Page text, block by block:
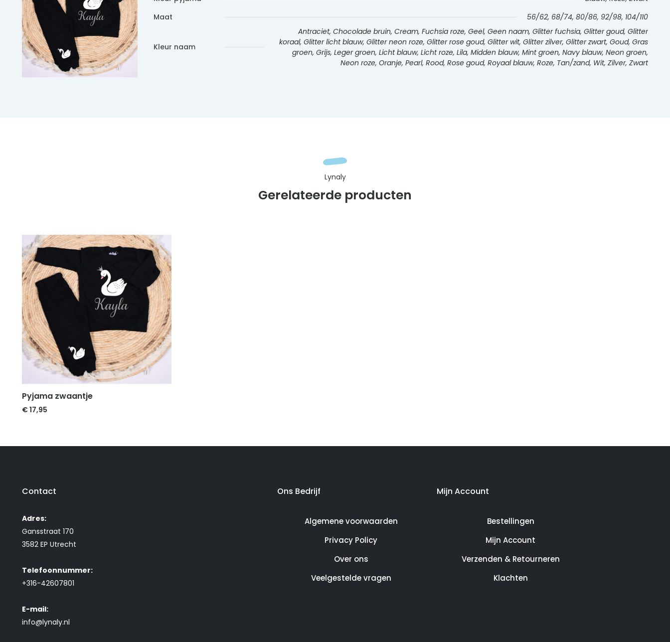
Maat
56/62, 68/74, 80/86, 92/98, 104/110
Kleur naam
Antraciet, Chocolade bruin, Cream, Fuchsia roze, Geel, Geen naam, Glitter fuchsia, Glitter goud, Glitter
koraal, Glitter licht blauw, Glitter neon roze, Glitter rose goud, Glitter wit, Glitter zilver, Glitter zwart, Goud, Gras
groen, Grijs, Leger groen, Licht blauw, Licht roze, Lila, Midden blauw, Mint groen, Navy blauw, Neon groen,
Neon roze, Oranje, Pearl, Rood, Rose goud, Royaal blauw, Roze, Tan/zand, Wit, Zilver, Zwart
Gerelateerde producten
Lynaly
Pyjama zwaantje
€17,95
Contact
Adres:
Gansstraat 170
3582 EP Utrecht
Telefoonnummer:
+316-42607801
E-mail:
info@lynaly.nl
Ons Bedrijf
Algemene voorwaarden
Privacy Policy
Over ons
Veelgestelde vragen
Mijn Account
Bestellingen
Mijn Account
Verzenden & Retourneren
Klachten